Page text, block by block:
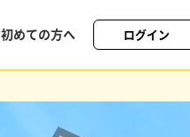
初めての方へ ログイン